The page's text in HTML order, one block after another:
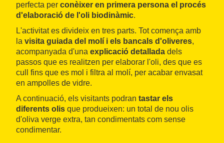
perfecta per conèixer en primera persona el procés
d'elaboració de l'oli biodinàmic.
L'activitat es divideix en tres parts. Tot comença amb
la visita guiada del molí i els bancals d'oliveres,
acompanyada d'una explicació detallada dels
passos que es realitzen per elaborar l'oli, des que es
cull fins que es mol i filtra al molí, per acabar envasat
en ampolles de vidre.
A continuació, els visitants podran tastar els
diferents olis que produeixen: un total de nou olis
d'oliva verge extra, tan condimentats com sense
condimentar.